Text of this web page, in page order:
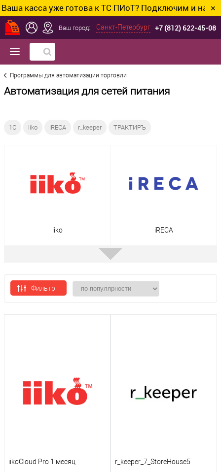
уже готова к ТС ПИоТ? Подключим и настроим ✕
Ваш город:: Санкт-Петербург +7 (812) 622-45-08
Программы для автоматизации торговли
Автоматизация для сетей питания
1С iiko iRECA r_keeper ТРАКТИРЪ
iiko iRECA
Фильтр
iikoCloud Pro 1 месяц r_keeper_7_StoreHouse5